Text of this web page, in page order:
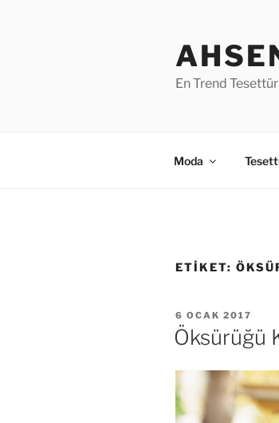
En Trend
Moda
ETIKET:
YAYIM
TARIHI
6 OCAK 2017
Öksürüğü